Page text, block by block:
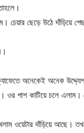
চেয়ার ছেড়ে উঠে দাঁড়িয়ে
অনেকেই অনেক
ওর পাশ কাটিয়ে চলে
ওয়েটার দাঁড়িয়ে আছে।